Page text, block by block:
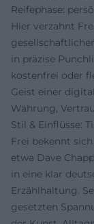
Reifephase:
Hier verzahnt
in präzise
kostenfrei oder
Geist einer
Währung,
Stil & Einflüsse:
Frei bekennt
etwa Dave
in eine klar
Erzählhaltung.
gesetzten